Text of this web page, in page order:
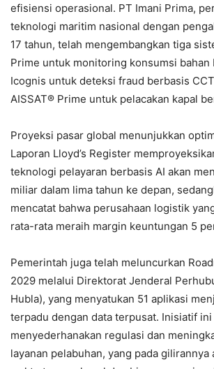
efisiensi operasional. PT Imani Prima,
teknologi maritim nasional dengan
17 tahun, telah mengembangkan tiga
Prime untuk monitoring konsumsi bahan
Icognis untuk deteksi fraud berbasis
AISSAT® Prime untuk pelacakan kapal
Proyeksi pasar global menunjukkan
Laporan Lloyd’s Register
teknologi pelayaran berbasis AI akan
miliar dalam lima tahun ke depan,
mencatat bahwa perusahaan logistik
rata-rata meraih margin keuntungan 5
Pemerintah juga telah meluncurkan
2029 melalui Direktorat Jenderal
Hubla), yang menyatukan 51 aplikasi
terpadu dengan data terpusat. Inisiatif
menyederhanakan regulasi dan
layanan pelabuhan, yang pada gilirannya